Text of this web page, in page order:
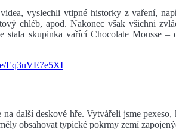
vyslechli vtipné historky z vaření,
chléb, apod. Nakonec však všichni
stala skupinka vařící Chocolate Mousse –
Eq3uVE7e5XI
další deskové hře. Vytvářeli jsme pexeso,
obsahovat typické pokrmy zemí